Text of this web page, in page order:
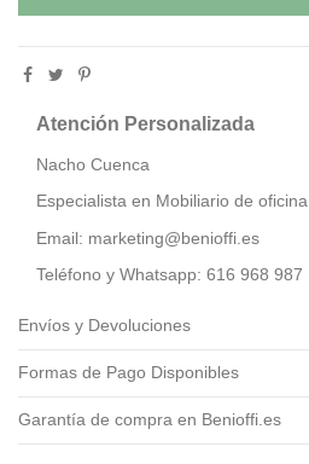
Atención Personalizada
Nacho Cuenca
Especialista en Mobiliario de oficina
Email: marketing@benioffi.es
Teléfono y Whatsapp: 616 968 987
Envíos y Devoluciones
Formas de Pago Disponibles
Garantía de compra en Benioffi.es